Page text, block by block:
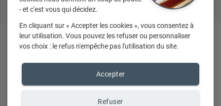
En cemoment...
- et c'est vous qui décidez.
En cliquant sur « Accepter les cookies », vous consentez à
leur utilisation. Vous pouvez les refuser ou personnaliser
vos choix : le refus n'empêche pas l'utilisation du site.
Accepter
Refuser